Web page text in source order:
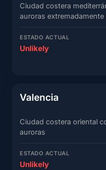
Ciudad costera
auroras extremadamente
ESTADO ACTUAL
Unlikely
Valencia
Ciudad costera oriental
auroras
ESTADO ACTUAL
Unlikely